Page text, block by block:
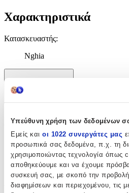
Υπεύθυνη χρήση των δεδομένων
Εμείς και οι 1022 συνεργάτες μας
προσωπικά σας δεδομένα, π.χ. τη
χρησιμοποιώντας τεχνολογία όπως
αποθηκεύουμε και να έχουμε
συσκευή σας, με σκοπό την προβολή
διαφημίσεων και περιεχομένου, τις
Χαρακτηριστικά
Κατασκευαστής:
Nghia
Χαρακτηριστικά
Κατασκευαστής:
Nghia
Αξιολογήσεις